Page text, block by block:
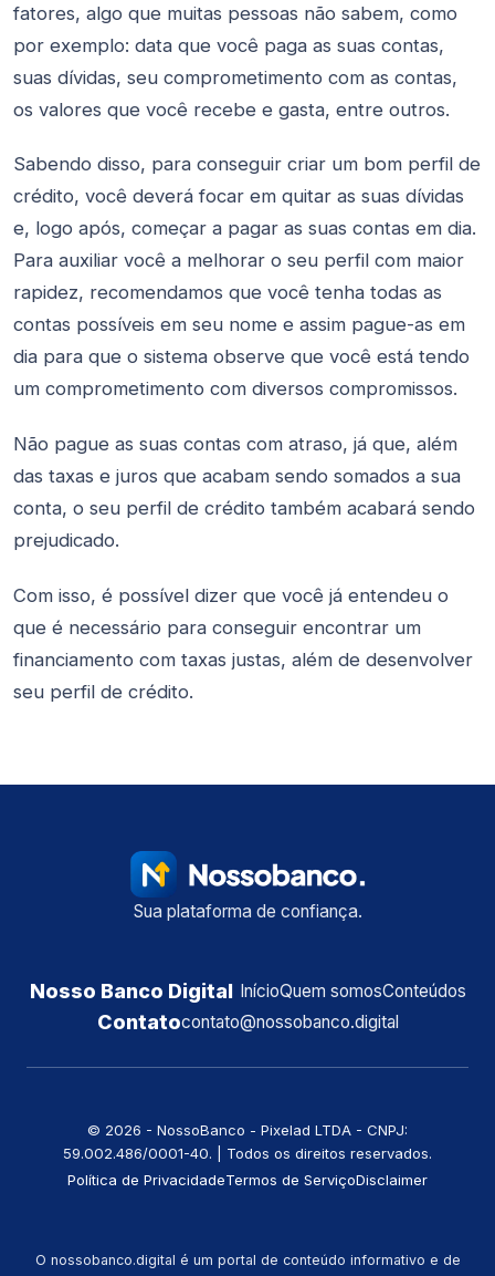
fatores, algo que muitas pessoas não sabem, como
por exemplo: data que você paga as suas contas,
suas dívidas, seu comprometimento com as contas,
os valores que você recebe e gasta, entre outros.
Sabendo disso, para conseguir criar um bom perfil de
crédito, você deverá focar em quitar as suas dívidas
e, logo após, começar a pagar as suas contas em dia.
Para auxiliar você a melhorar o seu perfil com maior
rapidez, recomendamos que você tenha todas as
contas possíveis em seu nome e assim pague-as em
dia para que o sistema observe que você está tendo
um comprometimento com diversos compromissos.
Não pague as suas contas com atraso, já que, além
das taxas e juros que acabam sendo somados a sua
conta, o seu perfil de crédito também acabará sendo
prejudicado.
Com isso, é possível dizer que você já entendeu o
que é necessário para conseguir encontrar um
financiamento com taxas justas, além de desenvolver
seu perfil de crédito.
Sua plataforma de confiança.
Nosso Banco Digital InícioQuem somosConteúdos
Contatocontato@nossobanco.digital
©️ 2026 - NossoBanco - Pixelad LTDA - CNPJ:
59.002.486/0001-40. | Todos os direitos reservados.
Política de PrivacidadeTermos de ServiçoDisclaimer
O nossobanco.digital é um portal de conteúdo informativo e de